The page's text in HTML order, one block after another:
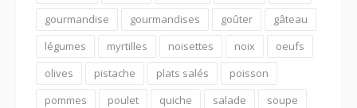
gourmandise
gourmandises goûter
gâteau
légumes
myrtilles noisettes noix
oeufs
olives
pistache plats salés
poisson
pommes
poulet quiche salade
soupe